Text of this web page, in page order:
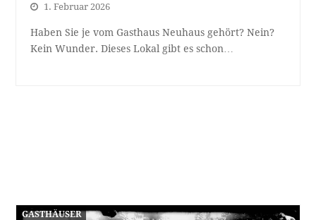
1. Februar 2026
Haben Sie je vom Gasthaus Neuhaus gehört? Nein?
Kein Wunder. Dieses Lokal gibt es schon…
GASTHÄUSER